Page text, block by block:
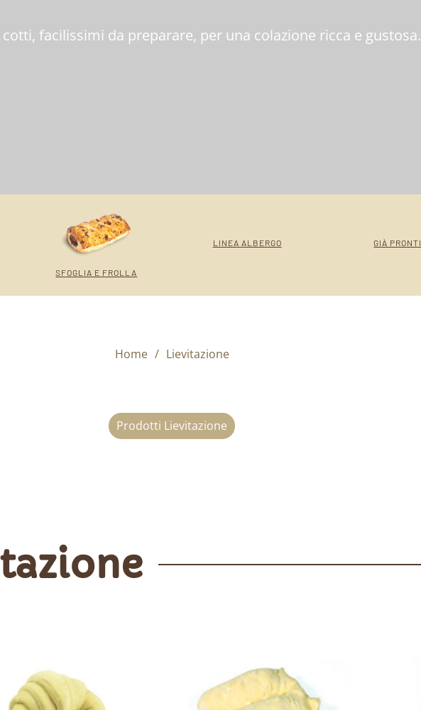
facilissimi da preparare, per una colazione ricca e gustosa.
SFOGLIA E FROLLA
LINEA ALBERGO GIÀ PRONTI
Home Lievitazione
Prodotti Lievitazione